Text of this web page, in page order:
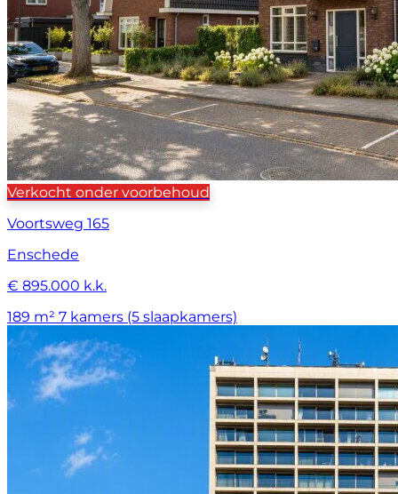
Verkocht onder voorbehoud
Voortsweg 165
Enschede
€ 895.000 k.k.
189 m² 7 kamers (5 slaapkamers)